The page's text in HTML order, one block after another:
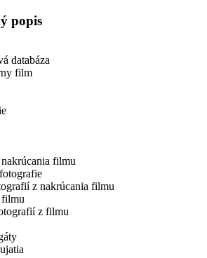
popis
databáza
film
filmu
z nakrúcania filmu
z filmu